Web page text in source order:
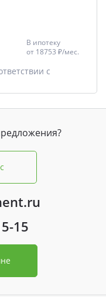
В ипотеку
от 18753 ₽/мес.
с
15